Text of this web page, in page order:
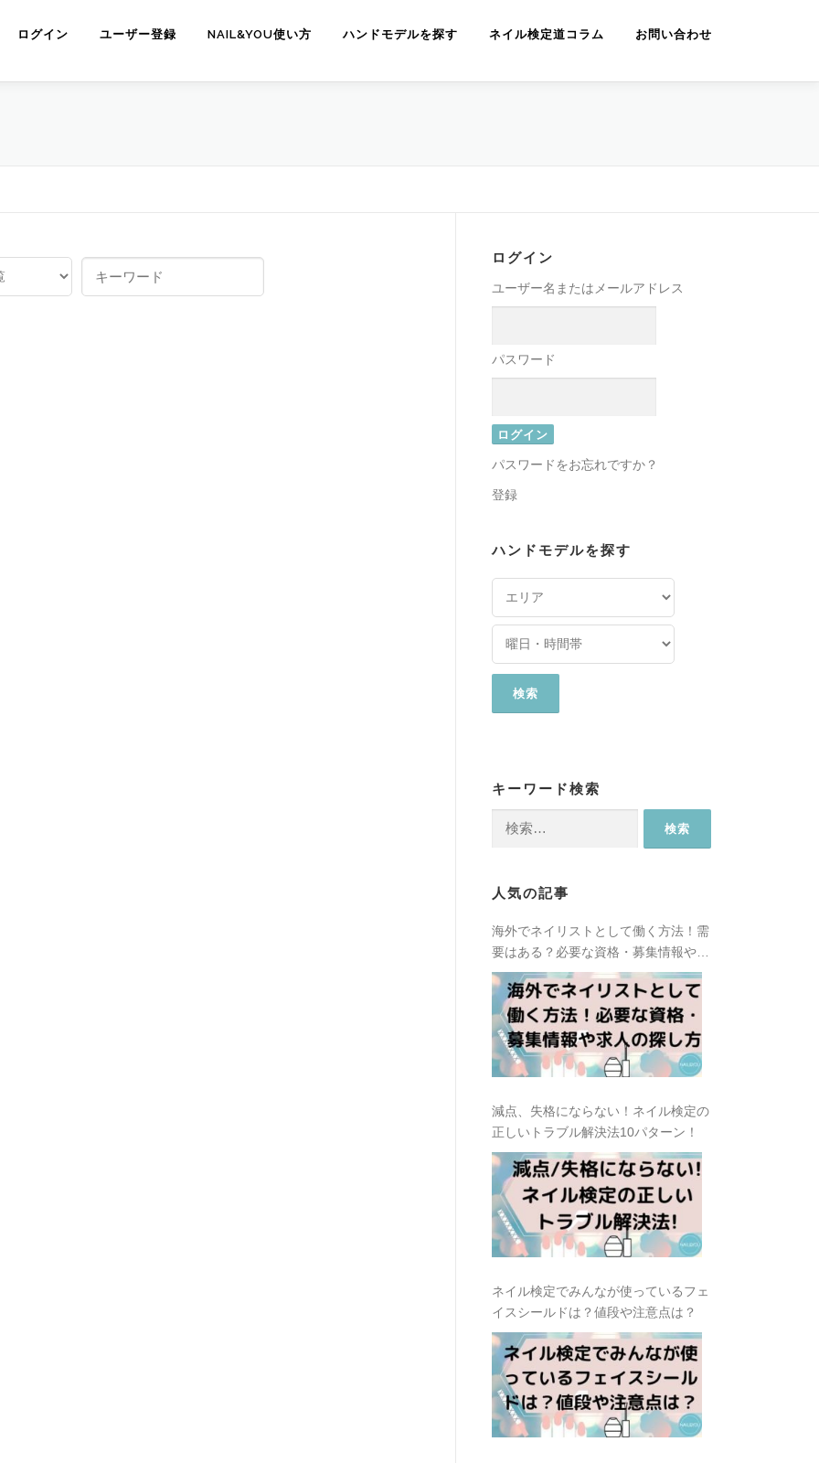
ログイン ユーザー登録 NAIL&YOU使い方 ハンドモデルを探す ネイル検定道コラム お問い合わせ
ログイン
ユーザー名またはメールアドレス
パスワード
パスワードをお忘れですか？
登録
ハンドモデルを探す
キーワード検索
人気の記事
海外でネイリストとして働く方法！需
要はある？必要な資格・募集情報や求
人の探し方
減点、失格にならない！ネイル検定の
正しいトラブル解決法10パターン！
ネイル検定でみんなが使っているフェ
イスシールドは？値段や注意点は？